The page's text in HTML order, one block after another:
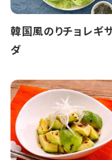
韓国風のりチョレギ
ダ